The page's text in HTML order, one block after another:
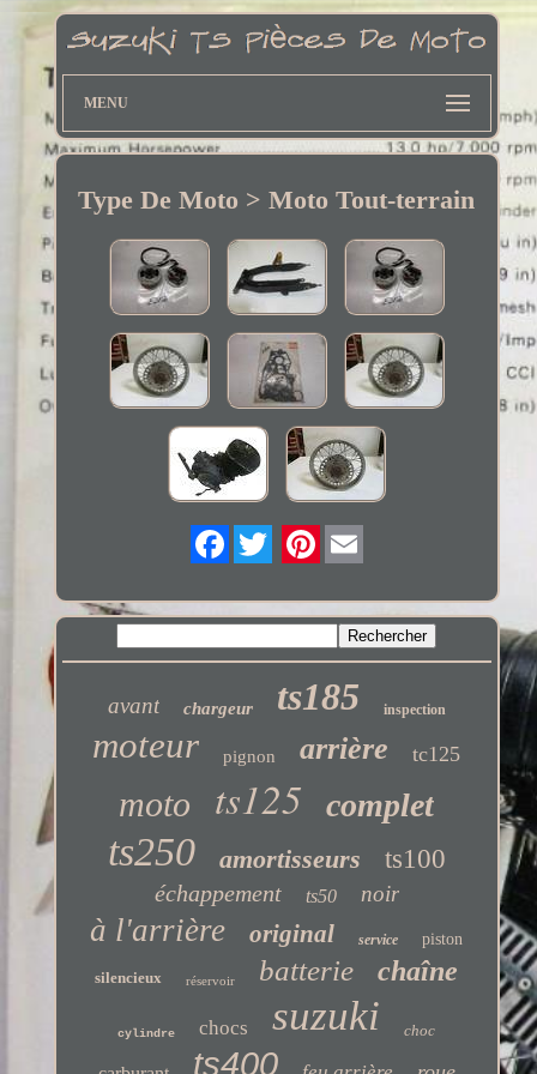
MENU
Type De Moto > Moto Tout-terrain
avant chargeur ts185 inspection
moteur pignon arrière tc125
moto ts125 complet
ts250 amortisseurs ts100
échappement ts50 noir
à l'arrière original service piston
silencieux réservoir batterie chaîne
cylindre chocs suzuki choc
ts400